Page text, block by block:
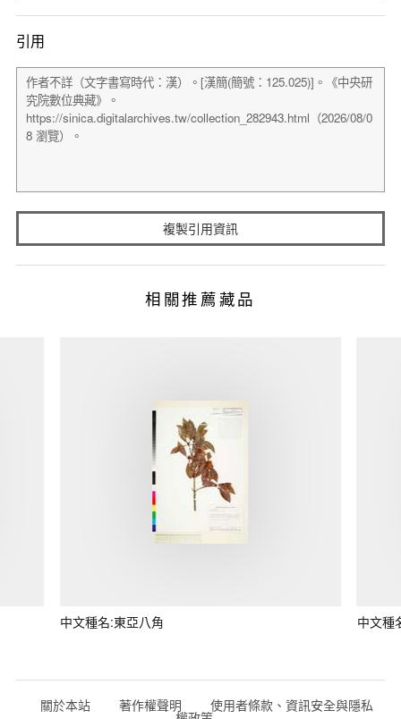
引用
複製引用資訊
相關推薦藏品
中文種名:東亞八角 中文種
關於本站 著作權聲明 使用者條款、資訊安全與隱私